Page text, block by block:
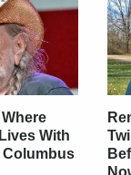
With
Columbus